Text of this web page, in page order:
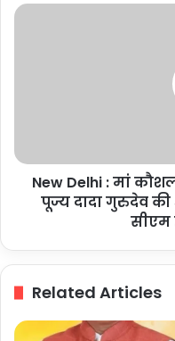
ने
New
में
के
New Delhi : मां
पूज्य दादा गुरुदेव की
सीएम
Related Articles